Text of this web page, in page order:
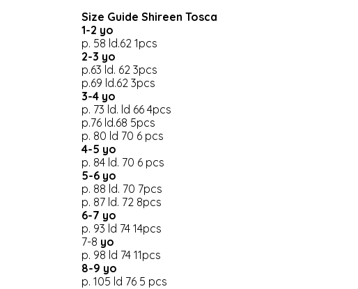
Size Guide Shireen Tosca
1-2 yo
p. 58 ld.62 1pcs
2-3 yo
p.63 ld. 62 3pcs
p.69 ld.62 3pcs
3-4 yo
p. 73 ld. ld 66 4pcs
p.76 ld.68 5pcs
p. 80 ld 70 6 pcs
4-5 yo
p. 84 ld. 70 6 pcs
5-6 yo
p. 88 ld. 70 7pcs
p. 87 ld. 72 8pcs
6-7 yo
p. 93 ld 74 14pcs
7-8 yo
p. 98 ld 74 11pcs
8-9 yo
p. 105 ld 76 5 pcs